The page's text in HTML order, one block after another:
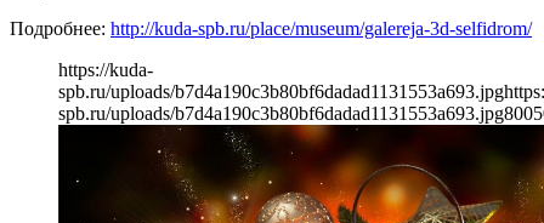
Подробнее: http://kuda-spb.ru/place/museum/galereja-3d-selfidrom/
https://kuda-
spb.ru/uploads/b7d4a190c3b80bf6dadad1131553a693.jpg
spb.ru/uploads/b7d4a190c3b80bf6dadad1131553a693.jpg800